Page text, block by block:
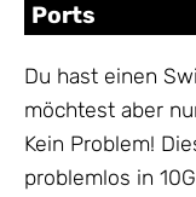
Ports
Du hast einen
möchtest aber
Kein Problem!
problemlos in